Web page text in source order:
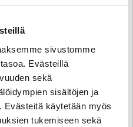
sivustomme
Evästeillä
sekä
sisältöjen ja
Evästeitä käytetään myös
tukemiseen sekä